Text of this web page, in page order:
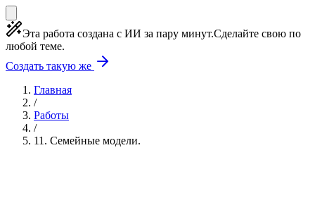
Эта работа создана с ИИ за пару минут.Сделайте свою по
любой теме.
Создать такую же
Главная
/
Работы
/
11. Семейные модели.